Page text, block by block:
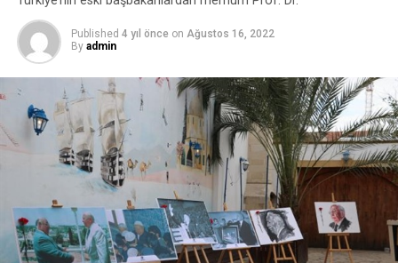
Published 4 yıl önce on Ağustos 16, 2022
By admin